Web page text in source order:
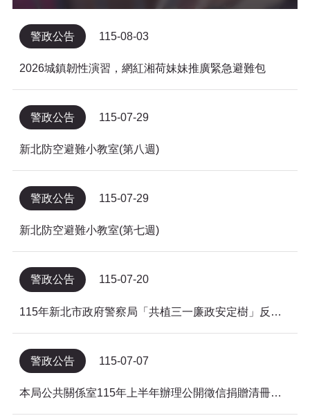
警政公告 115-08-03
2026城鎮韌性演習，網紅湘荷妹妹推廣緊急避難包
警政公告 115-07-29
新北防空避難小教室(第八週)
警政公告 115-07-29
新北防空避難小教室(第七週)
警政公告 115-07-20
115年新北市政府警察局「共植三一廉政安定樹」反貪倡廉有獎徵答得獎名單公告
警政公告 115-07-07
本局公共關係室115年上半年辦理公開徵信捐贈清冊及明細表，依公益勸募條例公告。